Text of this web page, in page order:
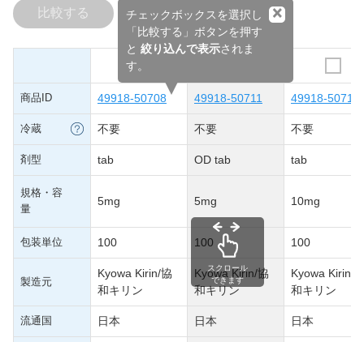
チェックボックスを選択し
「比較する」ボタンを押す
と 絞り込んで表示されま
す。
×
比較する
商品ID 49918-50708 49918-50711 49918-50710
冷蔵 不要 不要 不要
剤型 tab OD tab tab
規格・容
量
5mg 5mg 10mg
包装単位 100 100 100
製造元
Kyowa Kirin/協
和キリン
Kyowa Kirin/協
和キリン
Kyowa Kirin/
和キリン
流通国 日本 日本 日本
スクロール
できます